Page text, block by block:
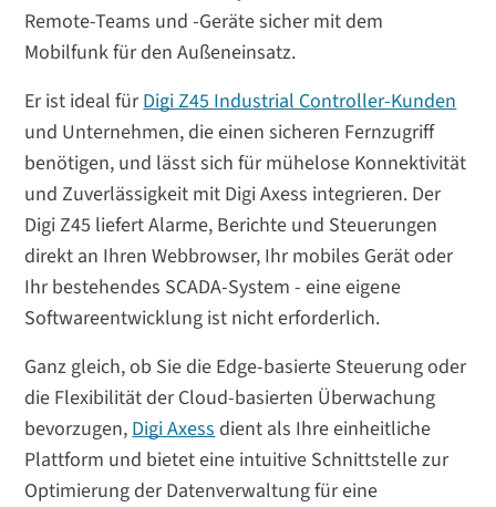
Remote-Teams und -Geräte sicher mit dem
Mobilfunk für den Außeneinsatz.
Er ist ideal fürDigi Z45 Industrial Controller-Kunden
und Unternehmen, die einen sicheren Fernzugriff
benötigen, und lässt sich für mühelose Konnektivität
und Zuverlässigkeit mit Digi Axess integrieren. Der
Digi Z45 liefert Alarme, Berichte und Steuerungen
direkt an Ihren Webbrowser, Ihr mobiles Gerät oder
Ihr bestehendes SCADA-System - eine eigene
Softwareentwicklung ist nicht erforderlich.
Ganz gleich, ob Sie die Edge-basierte Steuerung oder
die Flexibilität der Cloud-basierten Überwachung
bevorzugen,Digi Axessdient als Ihre einheitliche
Plattform und bietet eine intuitive Schnittstelle zur
Optimierung der Datenverwaltung für eine